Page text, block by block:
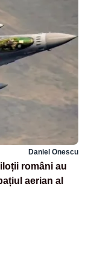
Daniel Onescu
români au
aerian al